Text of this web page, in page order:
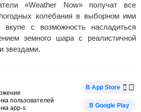
«Weather Now» получат все
колебания в выборном ими
вкупе с возможность насладиться
земного шара с реалистичной
звездами.
пользователей
app-s
В App Store
В Google Play